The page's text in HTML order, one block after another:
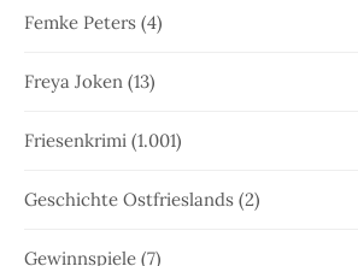
Femke Peters (4)
Freya Joken (13)
Friesenkrimi (1.001)
Geschichte Ostfrieslands (2)
Gewinnspiele (7)